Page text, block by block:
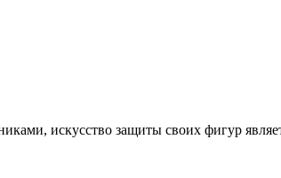
искусство защиты своих фигур